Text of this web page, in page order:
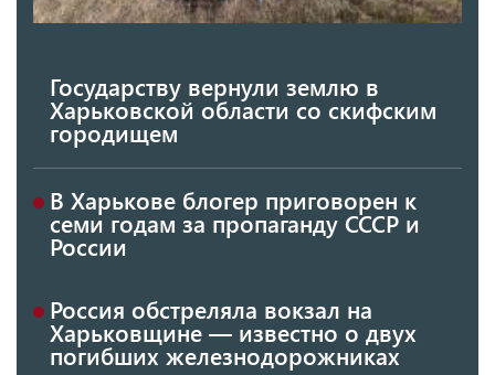
Государству вернули землю в
Харьковской области со скифским
городищем
В Харькове блогер приговорен к
семи годам за пропаганду СССР и
России
Россия обстреляла вокзал на
Харьковщине — известно о двух
погибших железнодорожниках